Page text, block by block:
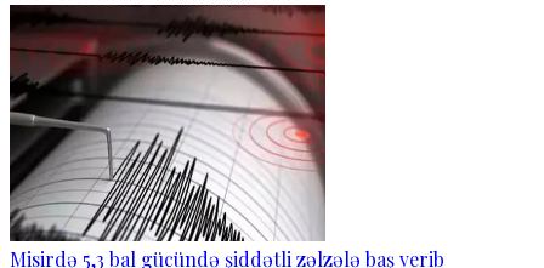
Misirdə 5,3 bal gücündə şiddətli zəlzələ baş verib